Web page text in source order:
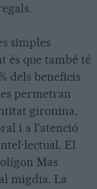
simples
és que també té
dels beneficis
permetran
gironina,
i a l'atenció
El
Mas
migdia. La